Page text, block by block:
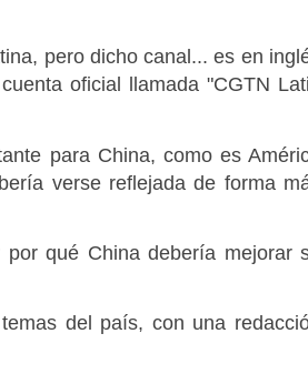
pero dicho canal... es en
oficial llamada "CGTN
para China, como es
verse reflejada de forma
qué China debería mejorar
del país, con una